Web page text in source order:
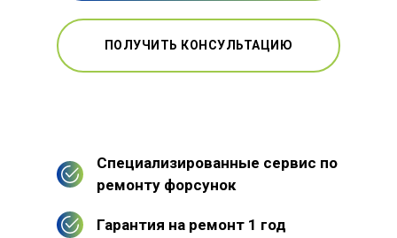
ПОЛУЧИТЬ КОНСУЛЬТАЦИЮ
Специализированные сервис по
ремонту форсунок
Гарантия на ремонт 1 год